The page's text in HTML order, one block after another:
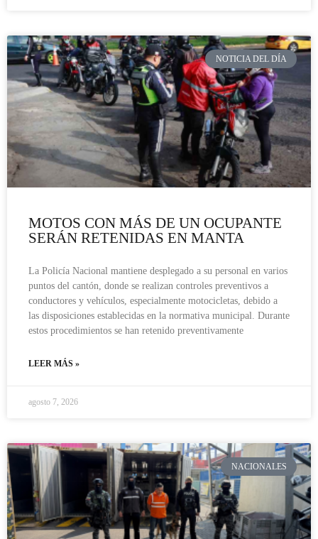
NOTICIA DEL DÍA
MOTOS CON MÁS DE UN OCUPANTE
SERÁN RETENIDAS EN MANTA
La Policía Nacional mantiene desplegado a su personal en varios
puntos del cantón, donde se realizan controles preventivos a
conductores y vehículos, especialmente motocicletas, debido a
las disposiciones establecidas en la normativa municipal. Durante
estos procedimientos se han retenido preventivamente
LEER MÁS »
agosto 7, 2026
NACIONALES